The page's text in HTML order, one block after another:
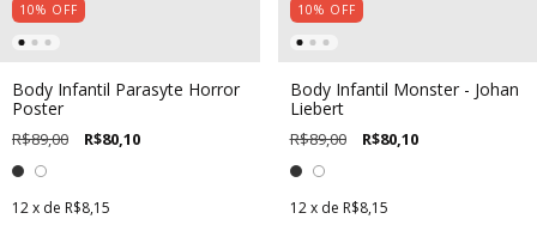
10% OFF
Body Infantil Parasyte Horror
Poster
R$89,00 R$80,10
12x de R$8,15
10% OFF
Body Infantil Monster - Johan
Liebert
R$89,00 R$80,10
12 x de R$8,15